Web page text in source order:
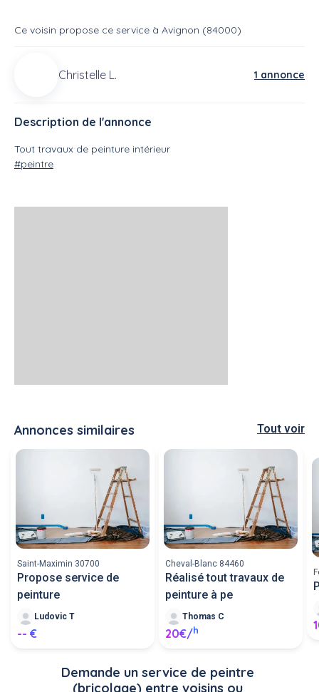
Ce voisin propose ce service à Avignon (84000)
Christelle L. 1 annonce
Description de l'annonce
Tout travaux de peinture intérieur
#peintre
Annonces similaires Tout voir
Saint-Maximin 30700
Propose service de
peinture
Ludovic T
-- €
Cheval-Blanc 84460
Réalisé tout travaux de
peinture à pe
Thomas C
20€/h
Demande un service de peintre
(bricolage) entre voisins ou